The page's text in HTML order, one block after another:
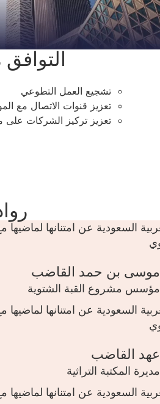
التوافق
تشجيع العمل التطوعي
تعزيز قنوات الاتصال مع
تعزيز تركيز الشركات على
السعودية عن امتنانها
موسى بن حمد القاضب
مؤسس مشروع القبة الشتوية
السعودية عن امتنانها
عهد القاضب
مديرة المكتبة التراثية
السعودية عن امتنانها